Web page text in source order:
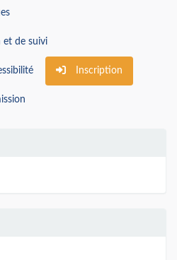
et de suivi
Inscription